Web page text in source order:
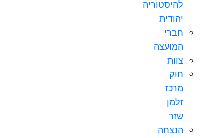
להיסטוריה
יהודית
חברי
המועצה
צוות
חוק
מרכז
זלמן
שזר
הנצחה